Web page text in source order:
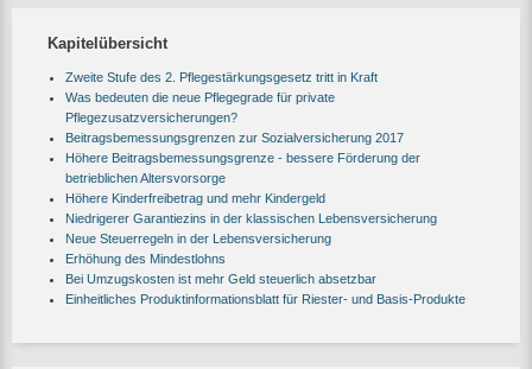
Kapitelübersicht
Zweite Stufe des 2. Pflegestärkungsgesetz tritt in Kraft
Was bedeuten die neue Pflegegrade für private
Pflegezusatzversicherungen?
Beitragsbemessungsgrenzen zur Sozialversicherung 2017
Höhere Beitragsbemessungsgrenze - bessere Förderung der
betrieblichen Altersvorsorge
Höhere Kinderfreibetrag und mehr Kindergeld
Niedrigerer Garantiezins in der klassischen Lebensversicherung
Neue Steuerregeln in der Lebensversicherung
Erhöhung des Mindestlohns
Bei Umzugskosten ist mehr Geld steuerlich absetzbar
Einheitliches Produktinformationsblatt für Riester- und Basis-Produkte